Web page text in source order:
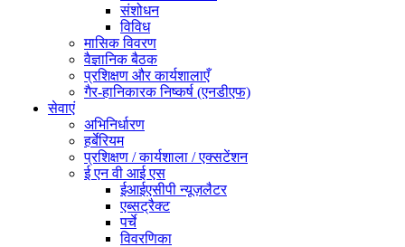
संशोधन
विविध
मासिक विवरण
वैज्ञानिक बैठक
प्रशिक्षण और कार्यशालाएँ
गैर-हानिकारक निष्कर्ष (एनडीएफ)
सेवाएं
अभिनिर्धारण
हर्बेरियम
प्रशिक्षण / कार्यशाला / एक्सटेंशन
ई एन वी आई एस
ईआईएसीपी न्यूज़लैटर
एब्सट्रैक्ट
पर्चे
विवरणिका